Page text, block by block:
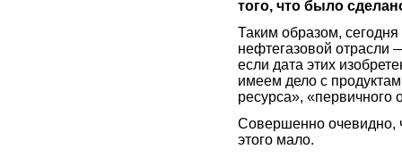
того, что было
Таким образом,
нефтегазовой отрасли
если дата этих
имеем дело с
ресурса», «первичного
Совершенно очевидно,
этого мало.